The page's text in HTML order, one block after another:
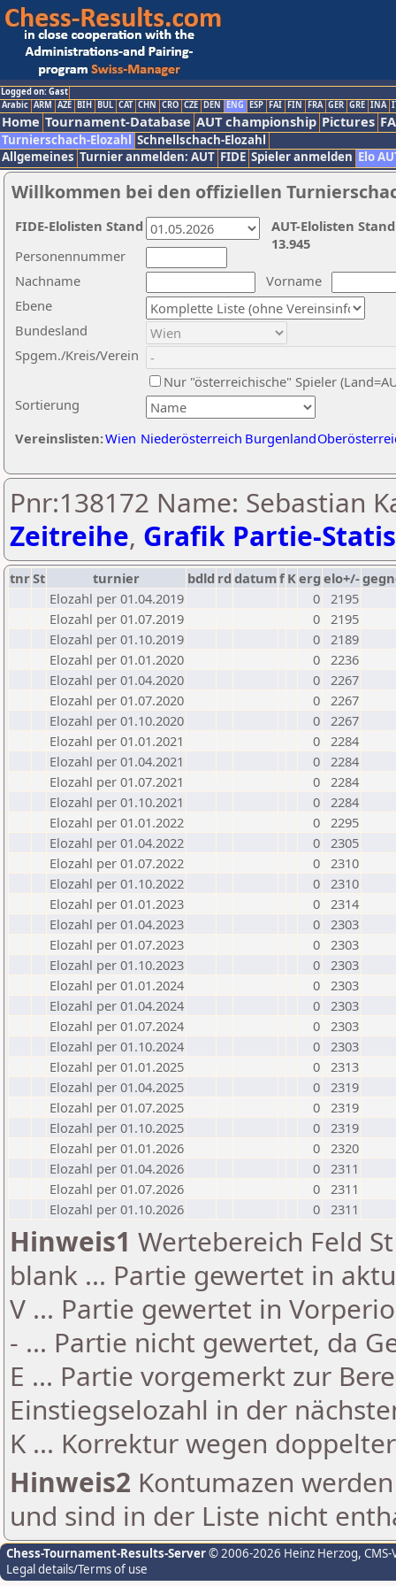
Logged on: Gast
Arabic ARM AZE BIH BUL CAT CHN CRO CZE DEN ENG ESP FAI FIN FRA GER GRE INA
Home Tournament-Database AUT championship Pictures
Turnierschach-Elozahl Schnellschach-Elozahl
Allgemeines Turnier anmelden: AUT FIDE Spieler anmelden Elo
Willkommen bei den offiziellen
Nachname
Vorname
Ebene
Sortierung
Personennummer
Bundesland
Spgem./Kreis/Verein
Nur "österreichische" Spieler
Vereinslisten:Wien Niederösterreich Burgenland
AUT-Elolisten
13.945
FIDE-Elolisten Stand
Pnr:138172 Name: Sebastian
Zeitreihe, Grafik Partie-
tnrSt turnier bdld rd datumf Kerg elo+/-
Elozahl per 01.04.2019
0 2195
Elozahl per 01.07.2019
0 2195
Elozahl per 01.10.2019
0 2189
Elozahl per 01.01.2020
0 2236
Elozahl per 01.04.2020
0 2267
Elozahl per 01.07.2020
0 2267
Elozahl per 01.10.2020
0 2267
Elozahl per 01.01.2021
0 2284
Elozahl per 01.04.2021
0 2284
Elozahl per 01.07.2021
0 2284
Elozahl per 01.10.2021
0 2284
Elozahl per 01.01.2022
0 2295
Elozahl per 01.04.2022
0 2305
Elozahl per 01.07.2022
0 2310
Elozahl per 01.10.2022
0 2310
Elozahl per 01.01.2023
0 2314
Elozahl per 01.04.2023
0 2303
Elozahl per 01.07.2023
0 2303
Elozahl per 01.10.2023
0 2303
Elozahl per 01.01.2024
0 2303
Elozahl per 01.04.2024
0 2303
Elozahl per 01.07.2024
0 2303
Elozahl per 01.10.2024
0 2303
Elozahl per 01.01.2025
0 2313
Elozahl per 01.04.2025
0 2319
Elozahl per 01.07.2025
0 2319
Elozahl per 01.10.2025
0 2319
Elozahl per 01.01.2026
0 2320
Elozahl per 01.04.2026
0 2311
Elozahl per 01.07.2026
0 2311
Elozahl per 01.10.2026
0 2311
Hinweis1 Wertebereich Feld
blank ... Partie gewertet in
V ... Partie gewertet in
- ... Partie nicht gewertet, da
E ... Partie vorgemerkt zur
Einstiegselozahl in der
K ... Korrektur wegen
Hinweis2 Kontumazen
und sind in der Liste nicht
Chess-Tournament-Results-Server© 2006-2026 Heinz Herzog,
Legal details/Terms of use